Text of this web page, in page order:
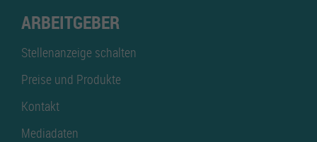
ARBEITGEBER
Stellenanzeige schalten
Preise und Produkte
Kontakt
Mediadaten